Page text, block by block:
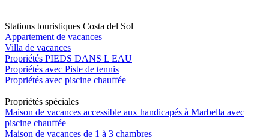
Stations touristiques Costa del Sol
Appartement de vacances
Villa de vacances
Propriétés PIEDS DANS L EAU
Propriétés avec Piste de tennis
Propriétés avec piscine chauffée
Propriétés spéciales
Maison de vacances accessible aux handicapés à Marbella avec
piscine chauffée
Maison de vacances de 1 à 3 chambres